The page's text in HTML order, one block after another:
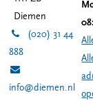
Diemen
(020) 31 44
888
info@diemen.nl